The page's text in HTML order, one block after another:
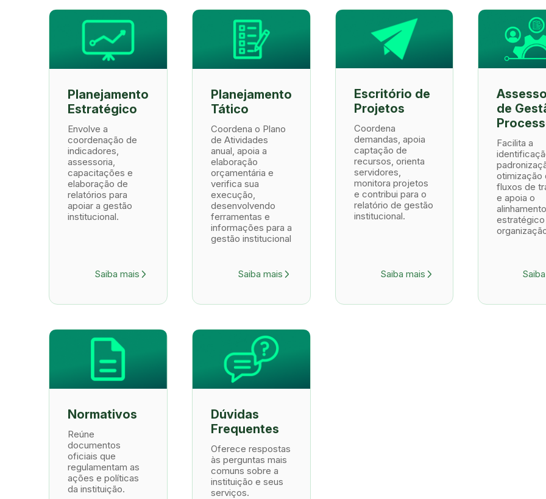
Planejamento
Estratégico
Envolve a
coordenação de
indicadores,
assessoria,
capacitações e
elaboração de
relatórios para
apoiar a gestão
institucional.
Saiba mais arrow_forward_ios
Planejamento
Tático
Coordena o Plano
de Atividades
anual, apoia a
elaboração
orçamentária e
verifica sua
execução,
desenvolvendo
ferramentas e
informações para a
gestão institucional
Saiba mais arrow_forward_ios
Escritório de
Projetos
Coordena
demandas, apoia
captação de
recursos, orienta
servidores,
monitora projetos
e contribui para o
relatório de gestão
institucional.
Saiba mais arrow_forward_ios
de
Facilita a
otimização
fluxos de
e apoia o
alinhamento
estratégico
Normativos
Reúne
documentos
oficiais que
regulamentam as
ações e políticas
da instituição.
Dúvidas
Frequentes
Oferece respostas
às perguntas mais
comuns sobre a
instituição e seus
serviços.